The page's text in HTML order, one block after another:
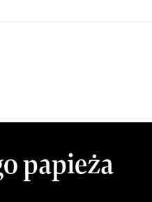
papieża